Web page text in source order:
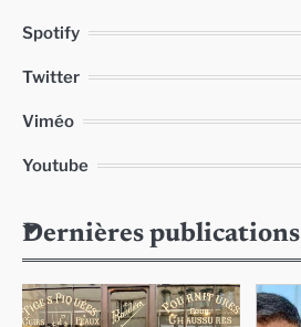
Spotify
Twitter
Viméo
Youtube
Dernières publications